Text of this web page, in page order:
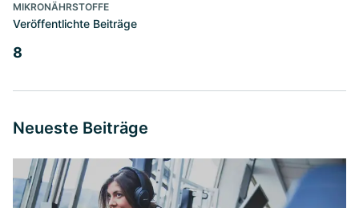
MIKRONÄHRSTOFFE
Veröffentlichte Beiträge
8
Neueste Beiträge